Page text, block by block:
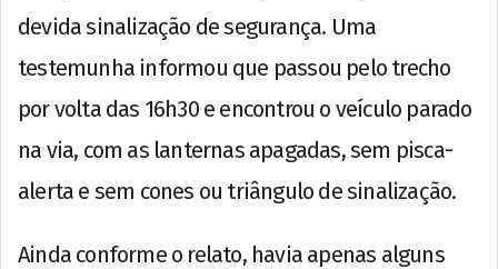
devida sinalização de segurança. Uma
testemunha informou que passou pelo trecho
por volta das 16h30 e encontrou o veículo parado
na via, com as lanternas apagadas, sem pisca-
alerta e sem cones ou triângulo de sinalização.
Ainda conforme o relato, havia apenas alguns